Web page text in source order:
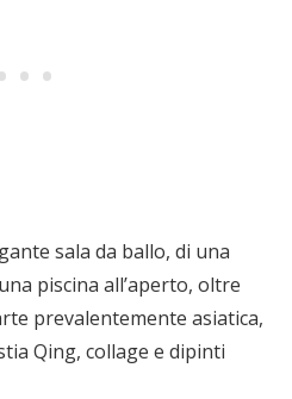
sala da ballo, di una
piscina all’aperto, oltre
prevalentemente asiatica,
Qing, collage e dipinti